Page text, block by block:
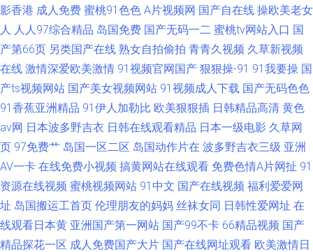
影香港 成人免费 蜜桃91色色 A片视频网 国产自在线 操欧美老女
人 人人97综合精品 岛国免费 国产无码一二 蜜桃tv网站入口 国
产第66页 另类国产在线 熟女自拍偷拍 青青久视频 久草新视频
在线 激情深爱欧美激情 91视频官网国产 狠狠操-91 91我要操 国
产ts视频网站 国产美女视频网站 91视频成人下载 国产无码色色
91香蕉亚洲精品 91伊人加勒比 欧美狠狠插 日韩精品高清 黄色
av网 日本波多野吉衣 日韩在线观看精品 日本一级电影 久草网
页 97免费艹 岛国一区二区 岛国动作片在 波多野吉衣三级 亚洲
AV一卡 在线免费小视频 搞黄网站在线观看 免费色情A片网扯 91
资源在线视频 蜜桃视频网站 91中文 国产在线视频 福利爱爱网
址 岛国搬运工首页 伦理朋友的妈妈 丝袜女同 日韩性爱网址 在
线观看日本黄 亚洲国产第一网站 国产99不卡 66精品视频 国产
精品探花一区 成人免费国产大片 国产在线网址观看 欧美激情日